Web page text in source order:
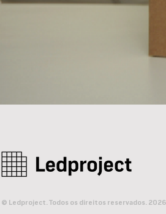
© Ledproject. Todos os direitos reservados.